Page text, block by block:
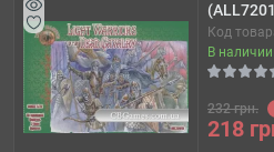
Код
В наличии
232 грн.
218